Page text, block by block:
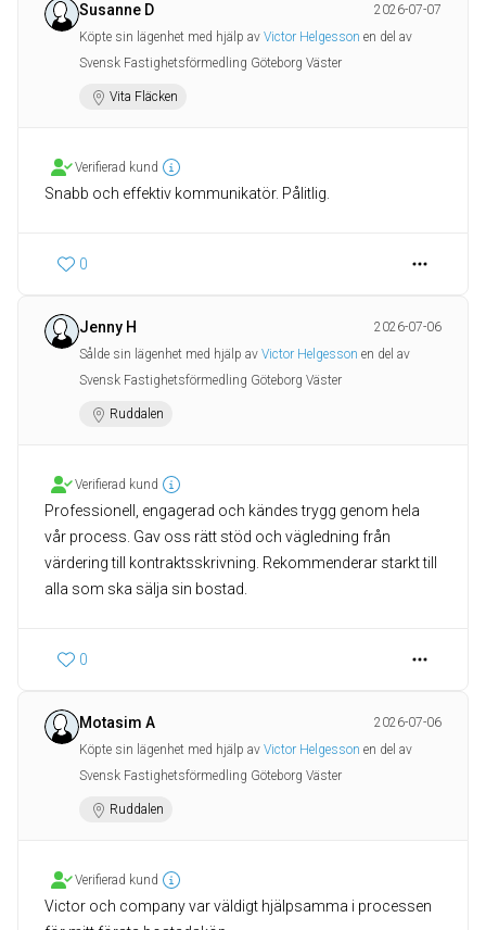
Susanne D
2026-07-07
Köpte sin lägenhet med hjälp av Victor Helgesson en del av
Svensk Fastighetsförmedling Göteborg Väster
Vita Fläcken
Verifierad kund
Snabb och effektiv kommunikatör. Pålitlig.
0
Jenny H
2026-07-06
Sålde sin lägenhet med hjälp av Victor Helgesson en del av
Svensk Fastighetsförmedling Göteborg Väster
Ruddalen
Verifierad kund
Professionell, engagerad och kändes trygg genom hela
vår process. Gav oss rätt stöd och vägledning från
värdering till kontraktsskrivning. Rekommenderar starkt till
alla som ska sälja sin bostad.
0
Motasim A
2026-07-06
Köpte sin lägenhet med hjälp av Victor Helgesson en del av
Svensk Fastighetsförmedling Göteborg Väster
Ruddalen
Verifierad kund
Victor och company var väldigt hjälpsamma i processen